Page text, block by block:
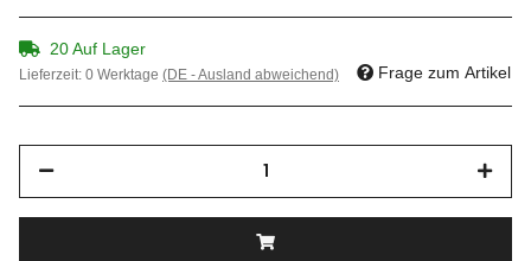
20 Auf Lager
Lieferzeit: 0 Werktage (DE - Ausland abweichend) Frage zum Artikel